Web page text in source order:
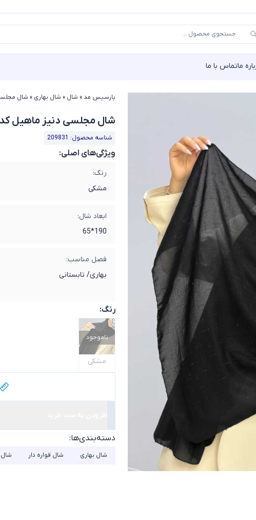
ماتماس با ما
پارسیس مد» شال » شال بهاری » شال مجلسی
شال مجلسی دنیز ماهیل کد 209831
شناسه محصول: 209831
ویژگی‌های اصلی:
رنگ:
مشکی
ابعاد شال:
190*65
فصل مناسب:
بهاری/ تابستانی
رنگ:
ناموجود
مشکی
دسته‌بندی‌ها:
شال بهاری شال قواره دار